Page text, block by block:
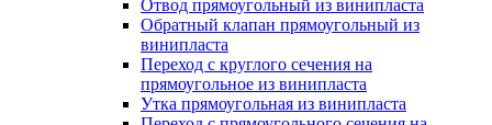
Отвод прямоугольный из винипласта
Обратный клапан прямоугольный из
винипласта
Переход с круглого сечения на
прямоугольное из винипласта
Утка прямоугольная из винипласта